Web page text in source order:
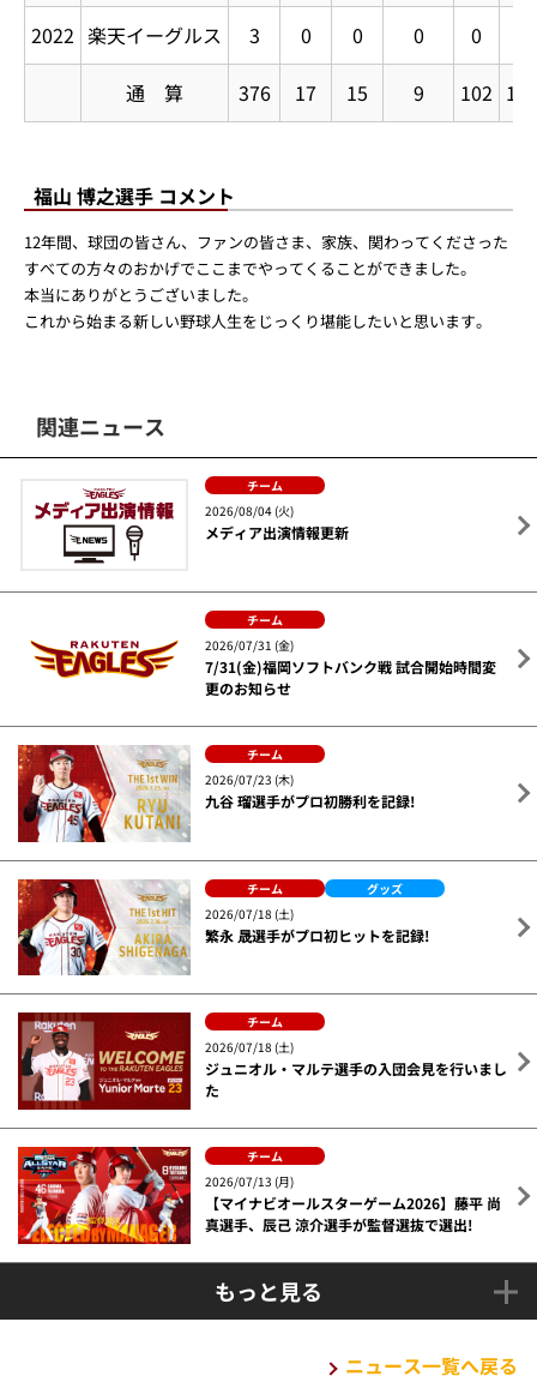
2022 楽天イーグルス 3 0 0 0 0
通 算
376 17 15 9 102 119
福山 博之選手 コメント
12年間、球団の皆さん、ファンの皆さま、家族、関わってくださった
すべての方々のおかげでここまでやってくることができました。
本当にありがとうございました。
これから始まる新しい野球人生をじっくり堪能したいと思います。
関連ニュース
チーム
2026/08/04 (火)
メディア出演情報更新
チーム
2026/07/31 (金)
7/31(金)福岡ソフトバンク戦 試合開始時間変
更のお知らせ
チーム
2026/07/23 (木)
九谷 瑠選手がプロ初勝利を記録!
チーム
グッズ
2026/07/18 (土)
繁永 晟選手がプロ初ヒットを記録!
チーム
2026/07/18 (土)
ジュニオル・マルテ選手の入団会見を行いまし
た
チーム
2026/07/13 (月)
【マイナビオールスターゲーム2026】藤平 尚
真選手、辰己 涼介選手が監督選抜で選出!
もっと見る
ニュース一覧へ戻る